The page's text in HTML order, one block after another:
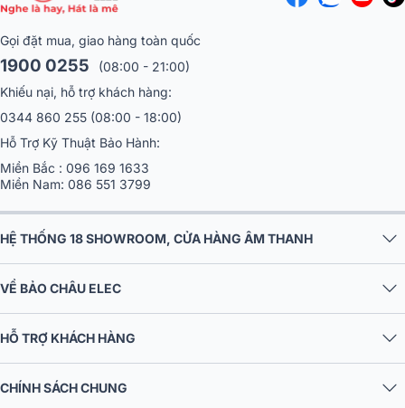
Gọi đặt mua, giao hàng toàn quốc
1900 0255
(08:00 - 21:00)
Khiếu nại, hỗ trợ khách hàng:
0344 860 255 (08:00 - 18:00)
Hỗ Trợ Kỹ Thuật Bảo Hành:
Miền Bắc : 096 169 1633
Miền Nam: 086 551 3799
HỆ THỐNG 18 SHOWROOM, CỬA HÀNG ÂM THANH
VỀ BẢO CHÂU ELEC
HỖ TRỢ KHÁCH HÀNG
CHÍNH SÁCH CHUNG